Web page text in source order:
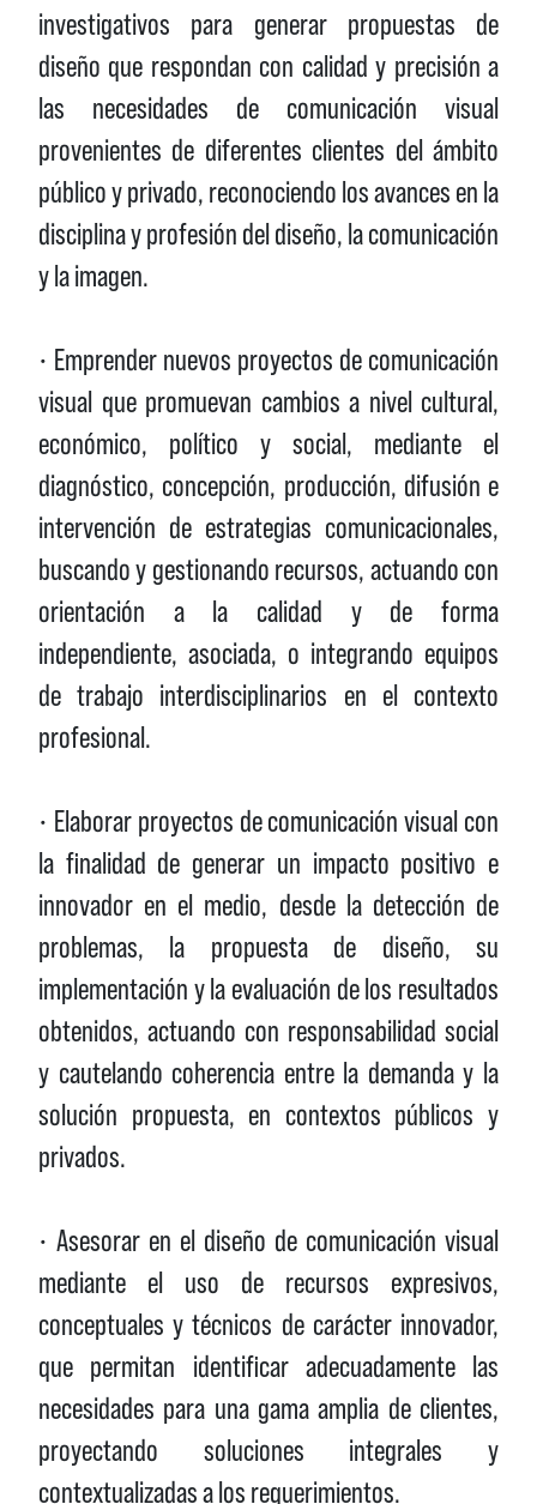
investigativos para generar propuestas de
diseño que respondan con calidad y precisión a
las necesidades de comunicación visual
provenientes de diferentes clientes del ámbito
público y privado, reconociendo los avances en la
disciplina y profesión del diseño, la comunicación
y la imagen.
• Emprender nuevos proyectos de comunicación
visual que promuevan cambios a nivel cultural,
económico, político y social, mediante el
diagnóstico, concepción, producción, difusión e
intervención de estrategias comunicacionales,
buscando y gestionando recursos, actuando con
orientación a la calidad y de forma
independiente, asociada, o integrando equipos
de trabajo interdisciplinarios en el contexto
profesional.
• Elaborar proyectos de comunicación visual con
la finalidad de generar un impacto positivo e
innovador en el medio, desde la detección de
problemas, la propuesta de diseño, su
implementación y la evaluación de los resultados
obtenidos, actuando con responsabilidad social
y cautelando coherencia entre la demanda y la
solución propuesta, en contextos públicos y
privados.
• Asesorar en el diseño de comunicación visual
mediante el uso de recursos expresivos,
conceptuales y técnicos de carácter innovador,
que permitan identificar adecuadamente las
necesidades para una gama amplia de clientes,
proyectando soluciones integrales y
contextualizadas a los requerimientos.